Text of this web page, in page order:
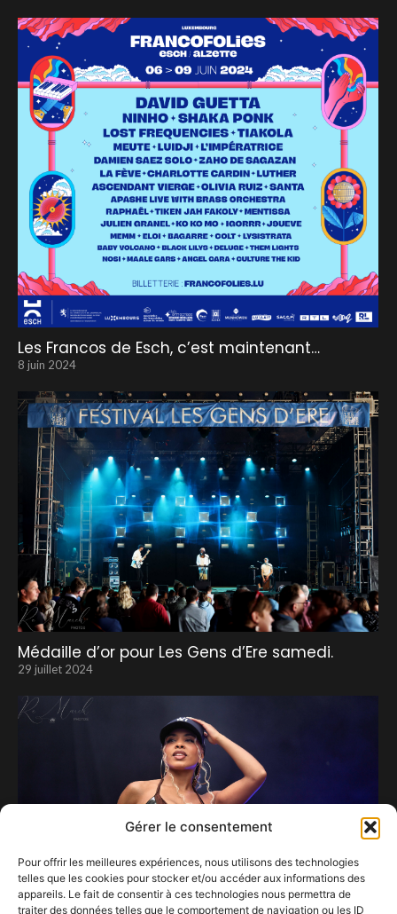
Gérer le consentement
Pour offrir les meilleures expériences, nous utilisons des technologies
telles que les cookies pour stocker et/ou accéder aux informations des
appareils. Le fait de consentir à ces technologies nous permettra de
traiter des données telles que le comportement de navigation ou les ID
Les Francos de Esch, c’est maintenant…
8 juin 2024
Médaille d’or pour Les Gens d’Ere samedi.
29 juillet 2024